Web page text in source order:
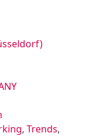
, Trends,